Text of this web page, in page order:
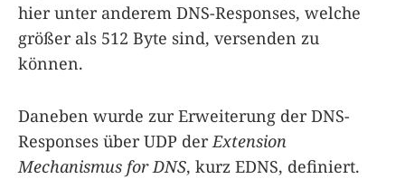
hier unter anderem DNS-Responses, welche
größer als 512 Byte sind, versenden zu
können.
Daneben wurde zur Erweiterung der DNS-
Responses über UDP derExtension
Mechanismus for DNS, kurz EDNS, definiert.